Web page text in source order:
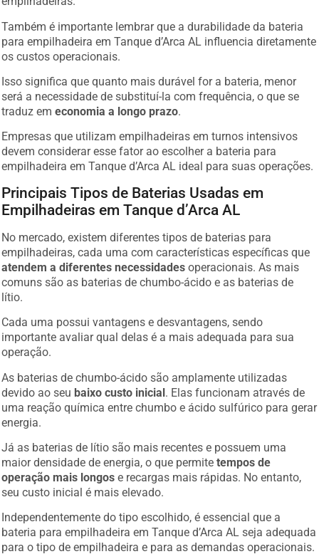
Também é importante lembrar que a durabilidade da bateria
para empilhadeira em Tanque d’Arca AL influencia diretamente
os custos operacionais.
Isso significa que quanto mais durável for a bateria, menor
será a necessidade de substituí-la com frequência, o que se
traduz emeconomia a longo prazo.
Empresas que utilizam empilhadeiras em turnos intensivos
devem considerar esse fator ao escolher a bateria para
empilhadeira em Tanque d’Arca AL ideal para suas operações.
Principais Tipos de Baterias Usadas em
Empilhadeiras em Tanque d’Arca AL
No mercado, existem diferentes tipos de baterias para
empilhadeiras, cada uma com características específicas que
atendem a diferentes necessidades operacionais. As mais
comuns são as baterias de chumbo-ácido e as baterias de
lítio.
Cada uma possui vantagens e desvantagens, sendo
importante avaliar qual delas é a mais adequada para sua
operação.
As baterias de chumbo-ácido são amplamente utilizadas
devido ao seu baixo custo inicial. Elas funcionam através de
uma reação química entre chumbo e ácido sulfúrico para gerar
energia.
Já as baterias de lítio são mais recentes e possuem uma
maior densidade de energia, o que permitetempos de
operação mais longos e recargas mais rápidas. No entanto,
seu custo inicial é mais elevado.
Independentemente do tipo escolhido, é essencial que a
bateria para empilhadeira em Tanque d’Arca AL seja adequada
para o tipo de empilhadeira e para as demandas operacionais.